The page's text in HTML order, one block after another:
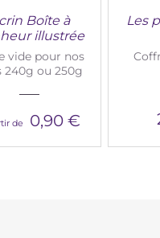
Boîte à
illustrée
vide pour nos
240g ou 250g
de 0,90 €
Les